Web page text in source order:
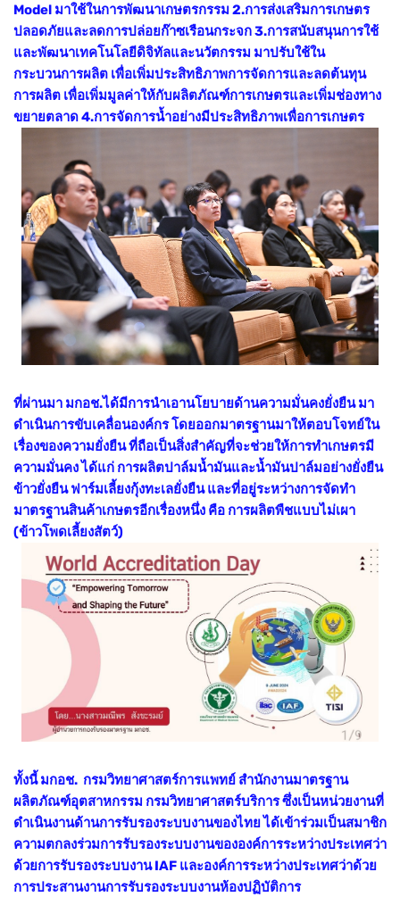
Model มาใช้ในการพัฒนาเกษตรกรรม 2.การส่งเสริมการเกษตร
ปลอดภัยและลดการปล่อยก๊าซเรือนกระจก 3.การสนับสนุนการใช้
และพัฒนาเทคโนโลยีดิจิทัลและนวัตกรรม มาปรับใช้ใน
กระบวนการผลิต เพื่อเพิ่มประสิทธิภาพการจัดการและลดต้นทุน
การผลิต เพื่อเพิ่มมูลค่าให้กับผลิตภัณฑ์การเกษตรและเพิ่มช่องทาง
ขยายตลาด 4.การจัดการน้ำอย่างมีประสิทธิภาพเพื่อการเกษตร
ที่ผ่านมา มกอช.ได้มีการนำเอานโยบายด้านความมั่นคงยั่งยืน มา
ดำเนินการขับเคลื่อนองค์กร โดยออกมาตรฐานมาให้ตอบโจทย์ใน
เรื่องของความยั่งยืน ที่ถือเป็นสิ่งสำคัญที่จะช่วยให้การทำเกษตรมี
ความมั่นคง ได้แก่ การผลิตปาล์มน้ำมันและน้ำมันปาล์มอย่างยั่งยืน
ข้าวยั่งยืน ฟาร์มเลี้ยงกุ้งทะเลยั่งยืน และที่อยู่ระหว่างการจัดทำ
มาตรฐานสินค้าเกษตรอีกเรื่องหนึ่ง คือ การผลิตพืชแบบไม่เผา
(ข้าวโพดเลี้ยงสัตว์)
ทั้งนี้ มกอช. กรมวิทยาศาสตร์การแพทย์ สำนักงานมาตรฐาน
ผลิตภัณฑ์อุตสาหกรรม กรมวิทยาศาสตร์บริการ ซึ่งเป็นหน่วยงานที่
ดำเนินงานด้านการรับรองระบบงานของไทย ได้เข้าร่วมเป็นสมาชิก
ความตกลงร่วมการรับรองระบบงานขององค์การระหว่างประเทศว่า
ด้วยการรับรองระบบงาน IAF และองค์การระหว่างประเทศว่าด้วย
การประสานงานการรับรองระบบงานห้องปฏิบัติการ